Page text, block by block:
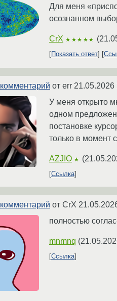
Для меня
осознанном
CrX ★★★★★ (
Показать ответ
комментарий от err 21.05.2026
У меня открыто
одном
постановке
только в момент
AZJIO ★ (
Ссылка
комментарий от CrX
полностью
mnmnq (
Ссылка